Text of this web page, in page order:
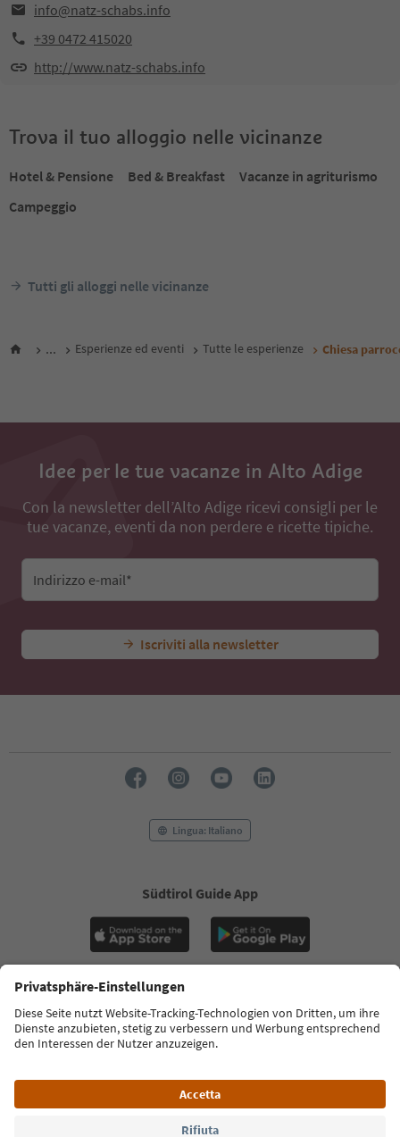
info@natz-schabs.info
+39 0472 415020
http://www.natz-schabs.info
Trova il tuo alloggio nelle vicinanze
Hotel & Pensione Bed & Breakfast
Vacanze in agriturismo
Campeggio
Tutti gli alloggi nelle vicinanze
... Esperienze ed eventi Tutte le esperienze Chiesa
Idee per le tue vacanze in Alto Adige
Con la newsletter dell’Alto Adige ricevi consigli per le
tue vacanze, eventi da non perdere e ricette tipiche.
Indirizzo e-mail*
Iscriviti alla newsletter
Lingua: Italiano
Südtirol Guide App
FAQ Contatti Press MICE
Privacy Policy
Termini e condizioni
Crediti
Cookie Policy
Alto Adige B2B